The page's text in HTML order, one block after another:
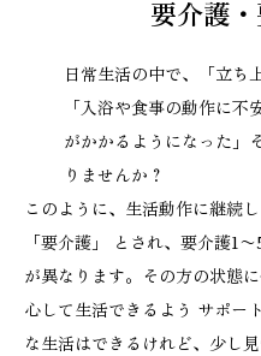
要介護
日常生活の中で、「立ち
「入浴や食事の動作に
がかかるようになった」
りませんか？
このように、生活動作に継続
「要介護」 とされ、要介護1
が異なります。その方の状態
心して生活できるよう サポー
な生活はできるけれど、少し